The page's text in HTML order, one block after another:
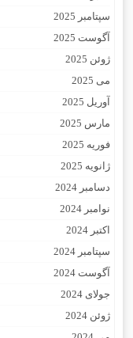
سپتامبر 2025
آگوست 2025
ژوئن 2025
می 2025
آوریل 2025
مارس 2025
فوریه 2025
ژانویه 2025
دسامبر 2024
نوامبر 2024
اکتبر 2024
سپتامبر 2024
آگوست 2024
جولای 2024
ژوئن 2024